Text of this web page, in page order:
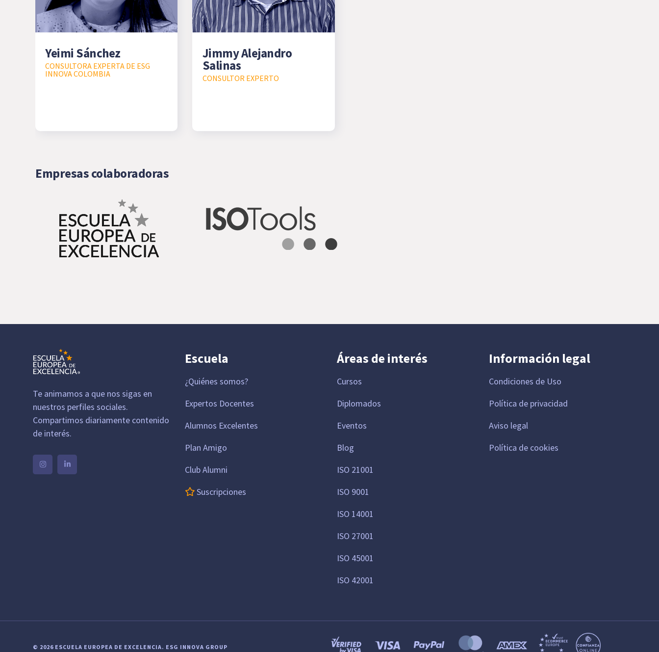
Yeimi Sánchez
CONSULTORA EXPERTA DE ESG
INNOVA COLOMBIA
Jimmy Alejandro
Salinas
CONSULTOR EXPERTO
Empresas colaboradoras
Te animamos a que nos sigas en
nuestros perfiles sociales.
Compartimos diariamente contenido
de interés.
Escuela
¿Quiénes somos?
Expertos Docentes
Alumnos Excelentes
Plan Amigo
Club Alumni
Suscripciones
Áreas de interés
Cursos
Diplomados
Eventos
Blog
ISO 21001
ISO 9001
ISO 14001
ISO 27001
ISO 45001
ISO 42001
Información legal
Condiciones de Uso
Política de privacidad
Aviso legal
Política de cookies
© 2026 ESCUELA EUROPEA DE EXCELENCIA. ESG INNOVA GROUP